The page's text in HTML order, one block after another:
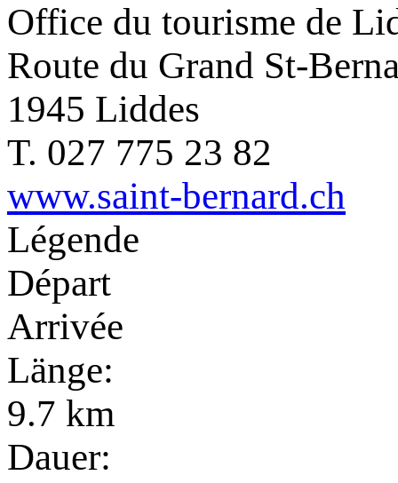
Office du tourisme de
Route du Grand St-
1945 Liddes
T. 027 775 23 82
www.saint-bernard.ch
Légende
Départ
Arrivée
Länge:
9.7 km
Dauer: